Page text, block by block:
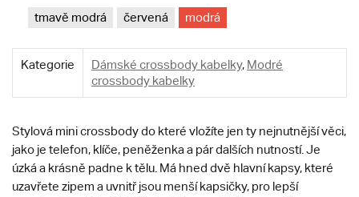
tmavě modrá červená modrá
Kategorie Dámské crossbody kabelky, Modré
crossbody kabelky
Stylová mini crossbody do které vložíte jen ty nejnutnější věci,
jako je telefon, klíče, peněženka a pár dalších nutností. Je
úzká a krásně padne k tělu. Má hned dvě hlavní kapsy, které
uzavřete zipem a uvnitř jsou menší kapsičky, pro lepší